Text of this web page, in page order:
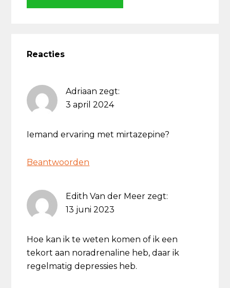
Interacties
Reacties
Adriaan zegt:
3 april 2024
Iemand ervaring met mirtazepine?
Beantwoorden
Edith Van der Meer zegt:
13 juni 2023
Hoe kan ik te weten komen of ik een
tekort aan noradrenaline heb, daar ik
regelmatig depressies heb.